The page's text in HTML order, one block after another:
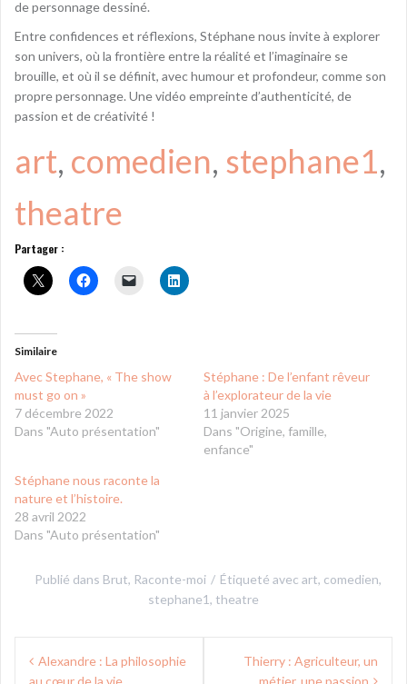
de personnage dessiné.
Entre confidences et réflexions, Stéphane nous invite à explorer
son univers, où la frontière entre la réalité et l’imaginaire se
brouille, et où il se définit, avec humour et profondeur, comme son
propre personnage. Une vidéo empreinte d’authenticité, de
passion et de créativité !
art, comedien, stephane1
theatre
Partager :
Similaire
Avec Stephane, « The show
must go on »
7 décembre 2022
Dans "Auto présentation"
Stéphane : De l’enfant rêveur
à l’explorateur de la vie
11 janvier 2025
Dans "Origine, famille,
enfance"
Stéphane nous raconte la
nature et l’histoire.
28 avril 2022
Dans "Auto présentation"
Publié dans Brut, Raconte-moi Étiqueté avec art, comedien,
stephane1, theatre
Navigation
Alexandre : La philosophie
au cœur de la vie
Thierry : Agriculteur, un
métier, une passion